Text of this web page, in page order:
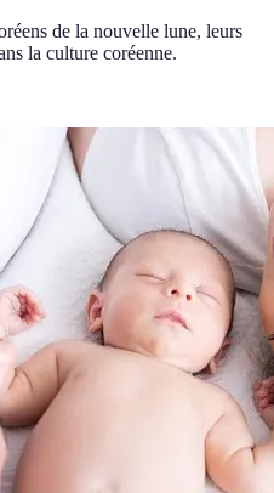
de la nouvelle lune, leurs
la culture coréenne.